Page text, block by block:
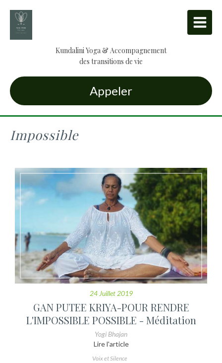
Kundalini Yoga & Accompagnement
des transitions de vie
Appeler
Impossible
24 Juillet 2019
GAN PUTEE KRIYA-POUR RENDRE
L'IMPOSSIBLE POSSIBLE - Méditation
Yogi Bhajan
Lire l'article
Voix et Silence